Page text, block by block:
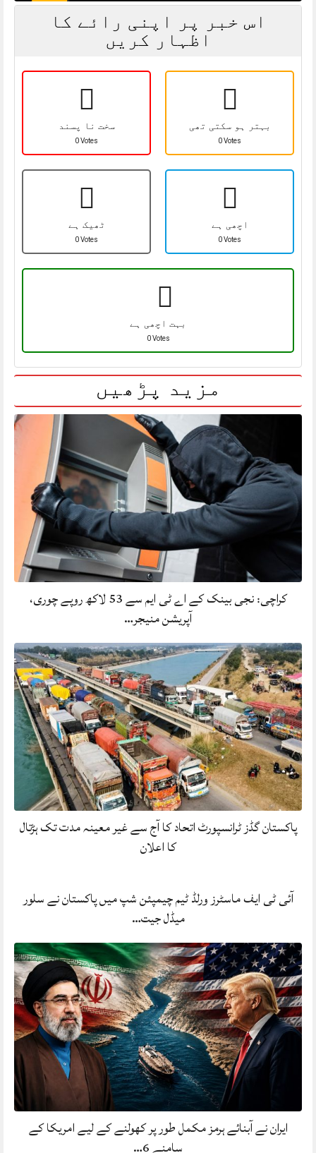
اس خبر پر اپنی رائے کا
اظہار کریں
سخت نا پسند
0 Votes
بہتر ہو سکتی تھی
0 Votes
ٹھیک ہے
0 Votes
اچھی ہے
0 Votes
بہت اچھی ہے
0 Votes
مزید پڑھیں
کراچی: نجی بینک کے اے ٹی ایم سے 53 لاکھ روپے چوری،
آپریشن منیجر…
پاکستان گڈز ٹرانسپورٹ اتحاد کا آج سے غیر معینہ مدت تک ہڑتال
کا اعلان
آئی ٹی ایف ماسٹرز ورلڈ ٹیم چیمپئن شپ میں پاکستان نے سلور
میڈل جیت…
ایران نے آبنائے ہرمز مکمل طور پر کھولنے کے لیے امریکا کے
سامنے 6…